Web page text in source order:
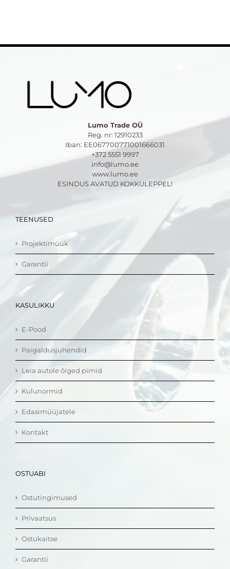
Lumo Trade OÜ
Reg. nr: 12910233
Iban: EE067700771001666031
+372 5551 9997
info@lumo.ee
www.lumo.ee
ESINDUS AVATUD KOKKULEPPEL!
TEENUSED
Projektimüük
Garantii
KASULIKKU
E-Pood
Paigaldusjuhendid
Leia autole õiged pirnid
Kulunormid
Edasimüüjatele
Kontakt
OSTUABI
Ostutingimused
Privaatsus
Ostukaitse
Garantii